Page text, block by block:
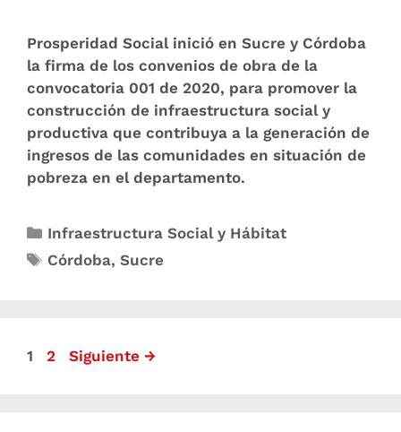
Prosperidad Social inició en Sucre y Córdoba
la firma de los convenios de obra de la
convocatoria 001 de 2020, para promover la
construcción de infraestructura social y
productiva que contribuya a la generación de
ingresos de las comunidades en situación de
pobreza en el departamento.
Infraestructura Social y Hábitat
Córdoba,Sucre
1 2 Siguiente →